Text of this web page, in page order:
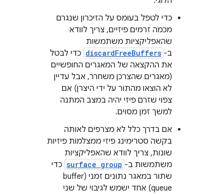
כדי לטפל בעומס על הזיכרון שנגרם
מכמה זרמים פיזיים, צריך לוודא
שהאפליקציות משתמשות
ב- discardFreeBuffers כדי לבטל
את ההקצאה של המאגרים החופשיים
(מאגרים שהצרכן משחרר, אבל עדיין
לא הוצאו מהתור על ידי היצרן) אם
צפוי שזרם פיזי יהיה במצב המתנה
למשך זמן מסוים.
אם בדרך כלל לא מצרפים לאותה
בקשה סטרימינג פיזי ממצלמות פיזיות
שונות, צריך לוודא שהאפליקציות
משתמשות ב- surface group כדי
שתור במאגר נתונים זמני (buffer
queue) אחד ישמש לגיבוי של שני